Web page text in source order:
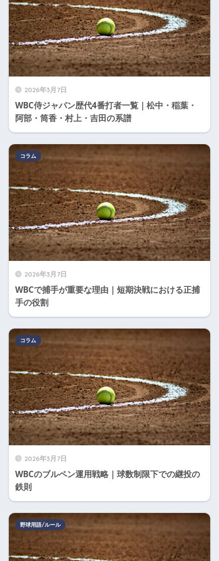
2026年3月7日
WBC侍ジャパン歴代4番打者一覧｜松中・稲葉・
阿部・筒香・村上・吉田の系譜
2026年3月7日
WBCで捕手が重要な理由｜短期決戦における正捕
手の役割
コラム
2026年3月7日
WBCのブルペン運用戦略｜球数制限下での継投の
鉄則
コラム
野球用語/ルール